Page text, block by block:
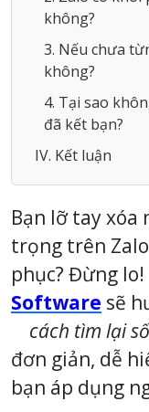
không?
3. Nếu chưa
không?
4. Tại sao
đã kết bạn?
IV. Kết luận
Bạn lỡ tay
trọng trên
phục? Đừng
Software sẽ
cách tìm lại
đơn giản, dễ
bạn áp dụng